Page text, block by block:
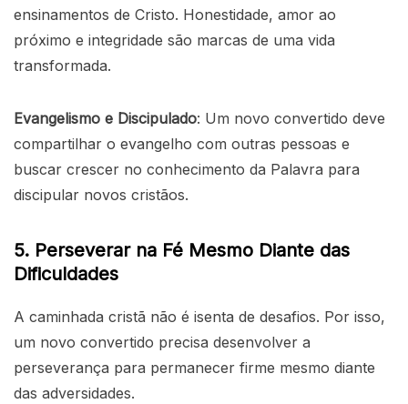
ensinamentos de Cristo. Honestidade, amor ao
próximo e integridade são marcas de uma vida
transformada.
Evangelismo e Discipulado: Um novo convertido deve
compartilhar o evangelho com outras pessoas e
buscar crescer no conhecimento da Palavra para
discipular novos cristãos.
5. Perseverar na Fé Mesmo Diante das
Dificuldades
A caminhada cristã não é isenta de desafios. Por isso,
um novo convertido precisa desenvolver a
perseverança para permanecer firme mesmo diante
das adversidades.